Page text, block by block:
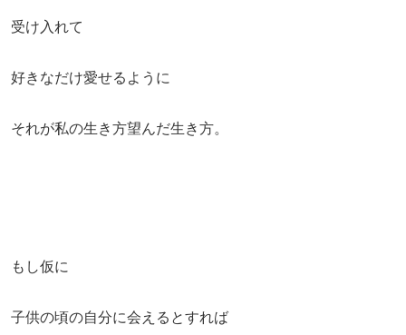
受け入れて
好きなだけ愛せるように
それが私の生き方望んだ生き方。
もし仮に
子供の頃の自分に会えるとすれば